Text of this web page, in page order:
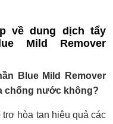
về dung dịch tẩy
Mild Remover
Blue Mild Remover
chống nước không?
hòa tan hiệu quả các